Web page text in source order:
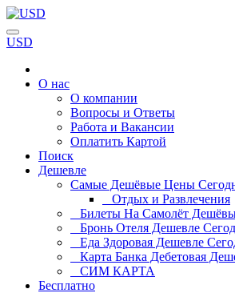
USD
О нас
О компании
Вопросы и Ответы
Работа и Вакансии
Оплатить Картой
Поиск
Дешевле
Самые Дешёвые Цены
Отдых и Развлечения
Билеты На Самолёт
Бронь Отеля Дешевле
Еда Здоровая Дешевле
Карта Банка Дебетовая
СИМ КАРТА
Бесплатно